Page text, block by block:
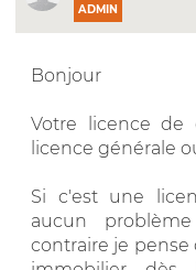
ADMIN
Bonjour
Votre licence de
licence générale
Si c'est une
aucun
contraire je pense